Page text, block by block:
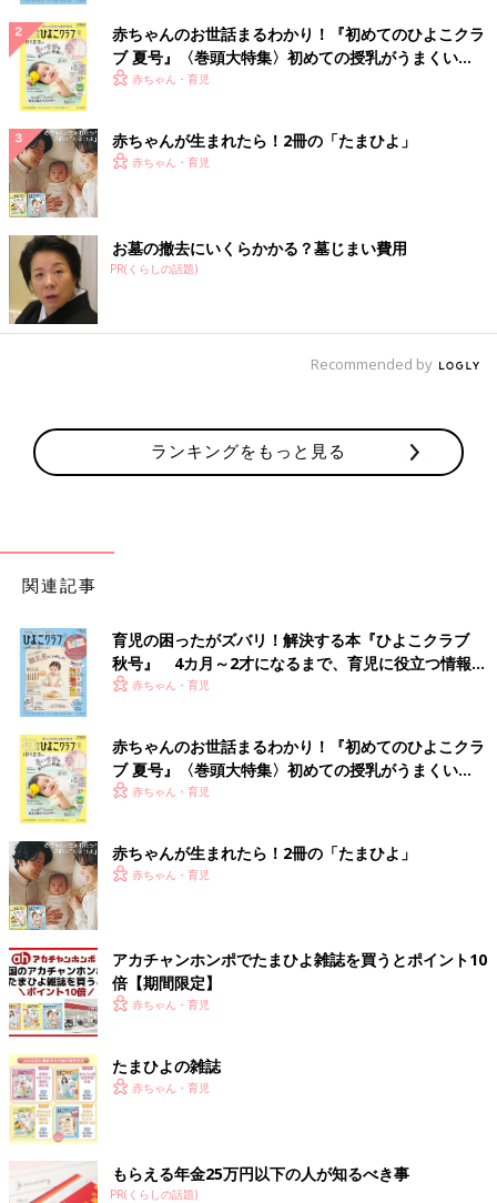
赤ちゃんのお世話まるわかり！『初めてのひよこクラ
ブ 夏号』〈巻頭大特集〉初めての授乳がうまくい
く！ おっぱい・ミルクの基本と夏のトラブル 解決テ
赤ちゃん・育児
赤ちゃんが生まれたら！2冊の「たまひよ」
赤ちゃん・育児
お墓の撤去にいくらかかる？墓じまい費用
PR(くらしの話題)
Recommended by
ランキングをもっと見る
関連記事
育児の困ったがズバリ！解決する本『ひよこクラブ
秋号』 4カ月～2才になるまで、育児に役立つ情報が
いっぱい！
赤ちゃん・育児
赤ちゃんのお世話まるわかり！『初めてのひよこクラ
ブ 夏号』〈巻頭大特集〉初めての授乳がうまくい
く！ おっぱい・ミルクの基本と夏のトラブル 解決テ
赤ちゃん・育児
赤ちゃんが生まれたら！2冊の「たまひよ」
赤ちゃん・育児
アカチャンホンポでたまひよ雑誌を買うとポイント10
倍【期間限定】
赤ちゃん・育児
たまひよの雑誌
赤ちゃん・育児
もらえる年金25万円以下の人が知るべき事
PR(くらしの話題)